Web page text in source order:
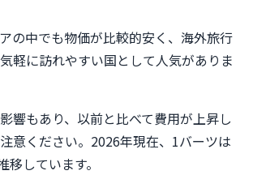
安（BTS/MRT/トゥクトゥク/Grab/タク
・海外旅行保険・お土産代の目安
ンコク・プーケット・チェンマイの費
の中でも物価が比較的安く、海外旅行
軽に訪れやすい国として人気がありま
響もあり、以前と比べて費用が上昇し
意ください。2026年現在、1バーツは
しています。